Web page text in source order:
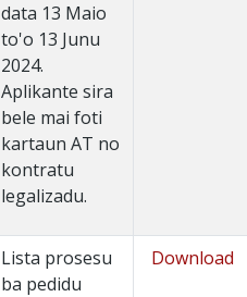
data 13 Maio
to'o 13 Junu
2024.
Aplikante sira
bele mai foti
kartaun AT no
kontratu
legalizadu.
Lista prosesu
ba pedidu
Download